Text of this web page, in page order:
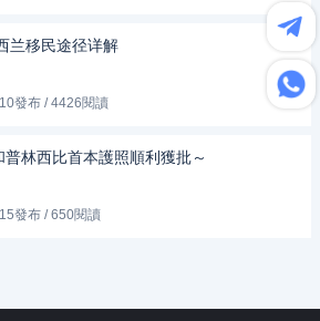
兰移民途径详解
發布 / 4426閱讀
普林西比首本護照順利獲批～
發布 / 650閱讀